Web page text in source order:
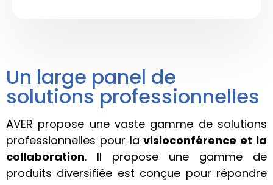
Un large panel de
solutions professionnelles
AVER propose une vaste gamme de solutions
professionnelles pour lavisioconférence et la
collaboration. Il propose une gamme de
produits diversifiée est conçue pour répondre